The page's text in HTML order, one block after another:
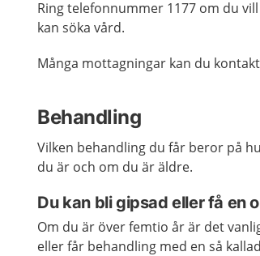
Ring telefonnummer 1177 om du
kan söka vård.
Många mottagningar kan du
Behandling
Vilken behandling du får beror på
du är och om du är äldre.
Du kan bli gipsad eller få en
Om du är över femtio år är det
eller får behandling med en så kallad